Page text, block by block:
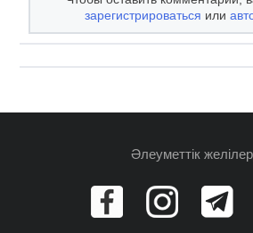
зарегистрироваться или
Әлеуметтік